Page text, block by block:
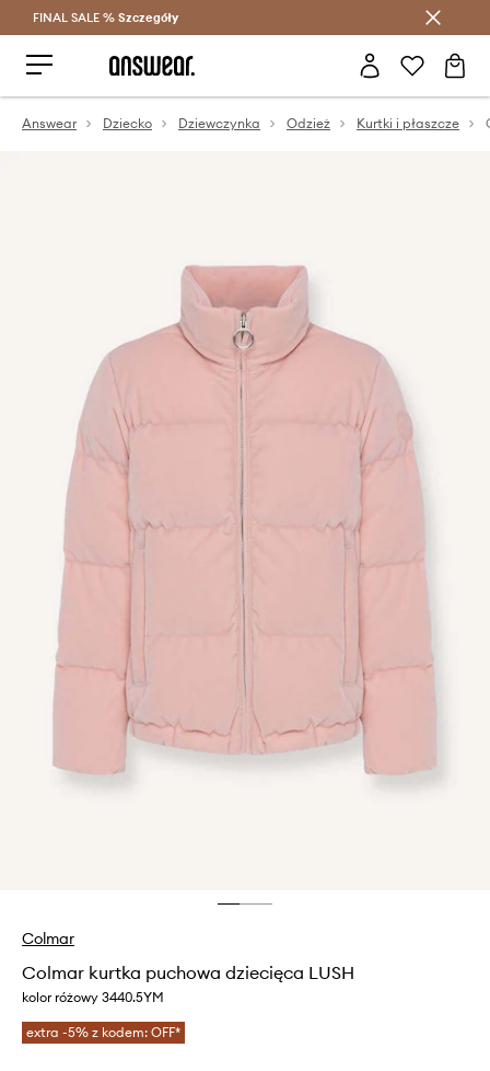
Oszczędzaj z Answear Club >
FINAL SALE % Szczegóły
Answear Dziecko Dziewczynka Odzież Kurtki i płaszcze
Colmar
Colmar kurtka puchowa dziecięca LUSH
kolor różowy 3440.5YM
extra -5% z kodem: OFF*